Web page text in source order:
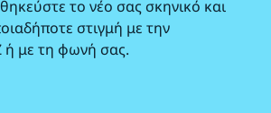
το νέο σας σκηνικό και
στιγμή με την
με τη φωνή σας.